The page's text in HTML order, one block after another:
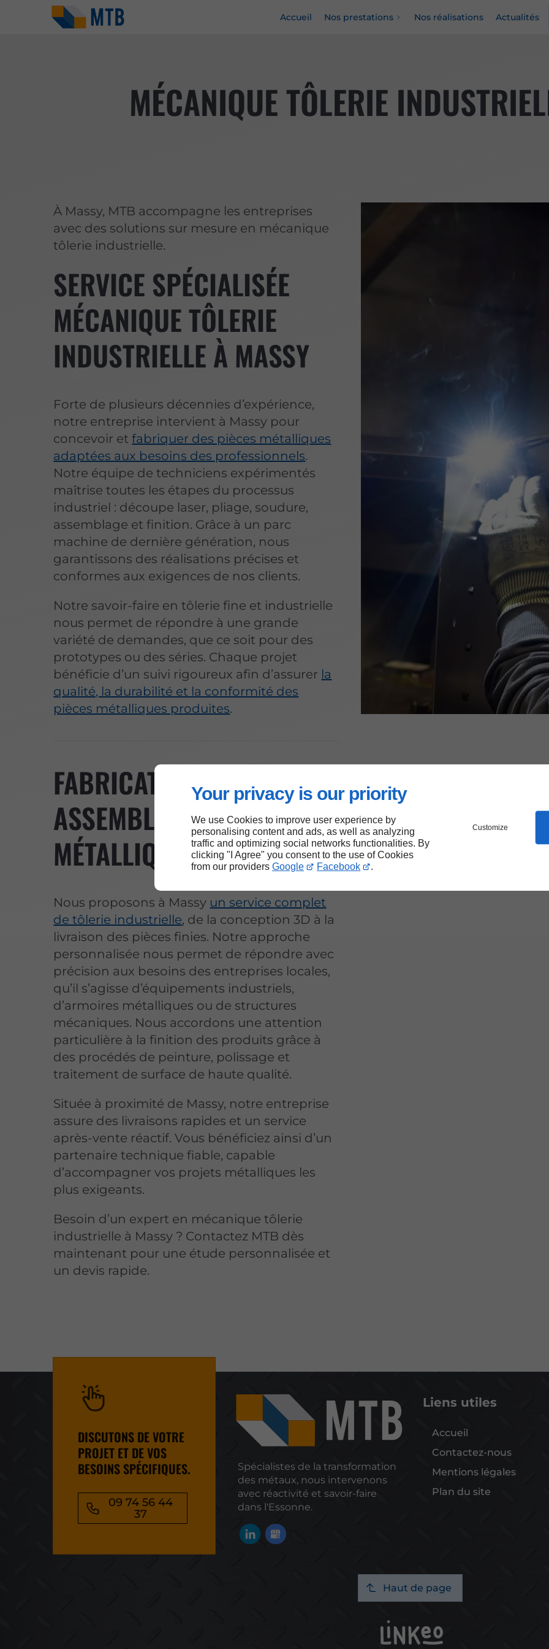
Your privacy is our priority
We use Cookies to improve user experience by
personalising content and ads, as well as analyzing
traffic and optimizing social networks functionalities. By
clicking "I Agree" you consent to the use of Cookies
from our providers Google Facebook .
Customize
Accueil Nos prestations Nos réalisations Actualités
MÉCANIQUE TÔLERIE
À Massy, MTB accompagne les entreprises
avec des solutions sur mesure en mécanique
tôlerie industrielle.
SERVICE SPÉCIALISÉE
MÉCANIQUE TÔLERIE
INDUSTRIELLE À MASSY
Forte de plusieurs décennies d’expérience,
notre entreprise intervient à Massy pour
concevoir etfabriquer des pièces métalliques
adaptées aux besoins des professionnels.
Notre équipe de techniciens expérimentés
maîtrise toutes les étapes du processus
industriel : découpe laser, pliage, soudure,
assemblage et finition. Grâce à un parc
machine de dernière génération, nous
garantissons des réalisations précises et
conformes aux exigences de nos clients.
Notre savoir-faire en tôlerie fine et industrielle
nous permet de répondre à une grande
variété de demandes, que ce soit pour des
prototypes ou des séries. Chaque projet
bénéficie d’un suivi rigoureux afin d’assurer la
qualité, la durabilité et la conformité des
pièces métalliques produites.
FABRICATION ET
ASSEMBLAGE DE PIÈCES
MÉTALLIQUES À MASSY
Nous proposons à Massy un service complet
de tôlerie industrielle, de la conception 3D à la
livraison des pièces finies. Notre approche
personnalisée nous permet de répondre avec
précision aux besoins des entreprises locales,
qu’il s’agisse d’équipements industriels,
d’armoires métalliques ou de structures
mécaniques. Nous accordons une attention
particulière à la finition des produits grâce à
des procédés de peinture, polissage et
traitement de surface de haute qualité.
Située à proximité de Massy, notre entreprise
assure des livraisons rapides et un service
après-vente réactif. Vous bénéficiez ainsi d’un
partenaire technique fiable, capable
d’accompagner vos projets métalliques les
plus exigeants.
Besoin d’un expert en mécanique tôlerie
industrielle à Massy ? Contactez MTB dès
maintenant pour une étude personnalisée et
un devis rapide.
DISCUTONS DE VOTRE
PROJET ET DE VOS
BESOINS SPÉCIFIQUES.
09 74 56 44
37
Spécialistes de la transformation
des métaux, nous intervenons
avec réactivité et savoir-faire
dans l'Essonne.
Liens utiles
Accueil
Contactez-nous
Mentions légales
Plan du site
Haut de page